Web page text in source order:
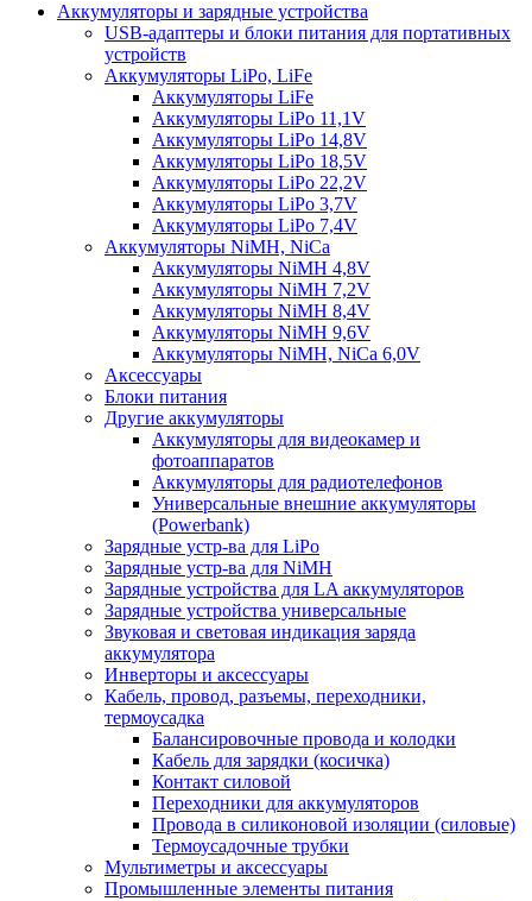
Аккумуляторы и зарядные устройства
USB-адаптеры и блоки питания для портативных
устройств
Аккумуляторы LiPo, LiFe
Аккумуляторы LiFe
Аккумуляторы LiPo 11,1V
Аккумуляторы LiPo 14,8V
Аккумуляторы LiPo 18,5V
Аккумуляторы LiPo 22,2V
Аккумуляторы LiPo 3,7V
Аккумуляторы LiPo 7,4V
Аккумуляторы NiMH, NiCa
Аккумуляторы NiMH 4,8V
Аккумуляторы NiMH 7,2V
Аккумуляторы NiMH 8,4V
Аккумуляторы NiMH 9,6V
Аккумуляторы NiMH, NiCa 6,0V
Аксессуары
Блоки питания
Другие аккумуляторы
Аккумуляторы для видеокамер и
фотоаппаратов
Аккумуляторы для радиотелефонов
Универсальные внешние аккумуляторы
(Powerbank)
Зарядные устр-ва для LiPo
Зарядные устр-ва для NiMH
Зарядные устройства для LA аккумуляторов
Зарядные устройства универсальные
Звуковая и световая индикация заряда
аккумулятора
Инверторы и аксессуары
Кабель, провод, разъемы, переходники,
термоусадка
Балансировочные провода и колодки
Кабель для зарядки (косичка)
Контакт силовой
Переходники для аккумуляторов
Провода в силиконовой изоляции (силовые)
Термоусадочные трубки
Мультиметры и аксессуары
Промышленные элементы питания